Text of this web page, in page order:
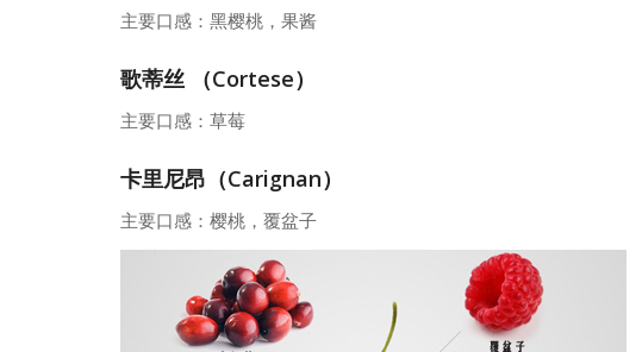
主要口感：黑樱桃，果酱
歌蒂丝 （Cortese）
主要口感：草莓
卡里尼昂（Carignan）
主要口感：樱桃，覆盆子